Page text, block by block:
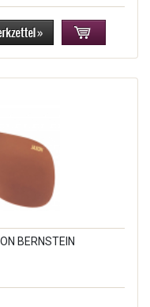
BERNSTEIN